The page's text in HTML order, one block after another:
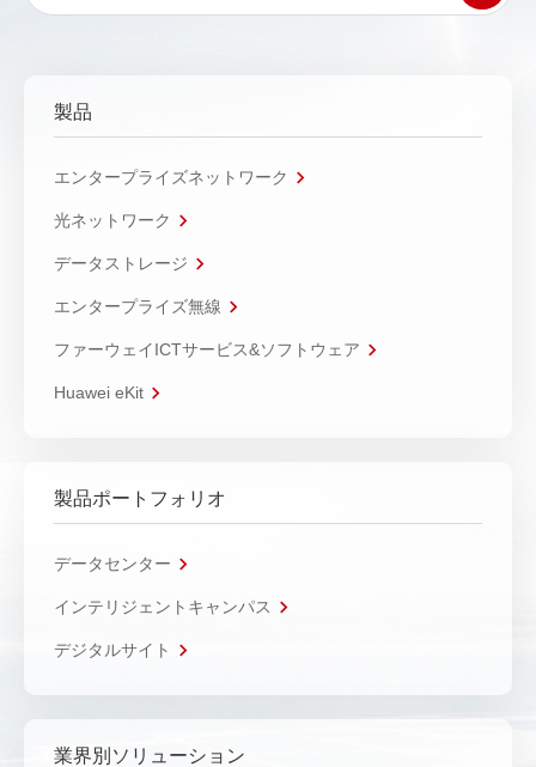
製品
エンタープライズネットワーク
光ネットワーク
データストレージ
エンタープライズ無線
ファーウェイICTサービス&ソフトウェア
Huawei eKit
製品ポートフォリオ
データセンター
インテリジェントキャンパス
デジタルサイト
業界別ソリューション